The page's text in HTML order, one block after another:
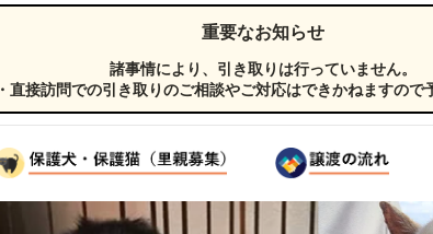
重要なお知らせ
諸事情により、引き取りは行っていません。
直接訪問での引き取りのご相談やご対応はできかねますので